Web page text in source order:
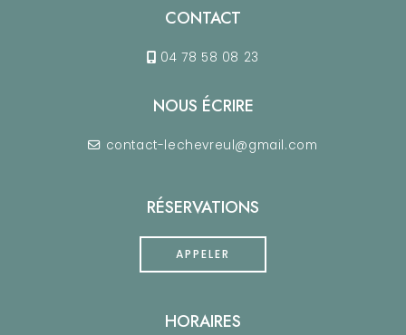
CONTACT
04 78 58 08 23
NOUS ÉCRIRE
contact-lechevreul@gmail.com
RÉSERVATIONS
APPELER
HORAIRES